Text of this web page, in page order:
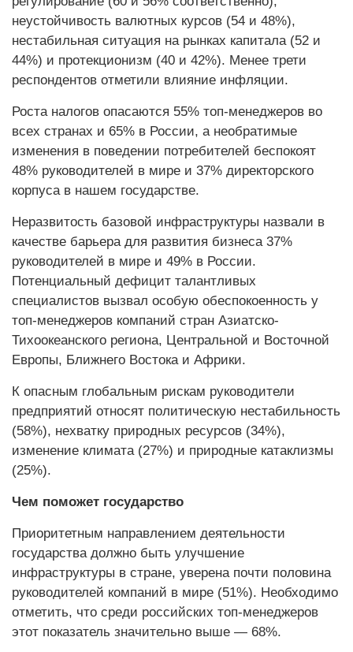
неустойчивость валютных курсов (54 и 48%),
нестабильная ситуация на рынках капитала (52 и
44%) и протекционизм (40 и 42%). Менее трети
респондентов отметили влияние инфляции.
Роста налогов опасаются 55% топ-менеджеров во
всех странах и 65% в России, а необратимые
изменения в поведении потребителей беспокоят
48% руководителей в мире и 37% директорского
корпуса в нашем государстве.
Неразвитость базовой инфраструктуры назвали в
качестве барьера для развития бизнеса 37%
руководителей в мире и 49% в России.
Потенциальный дефицит талантливых
специалистов вызвал особую обеспокоенность у
топ-менеджеров компаний стран Азиатско-
Тихоокеанского региона, Центральной и Восточной
Европы, Ближнего Востока и Африки.
К опасным глобальным рискам руководители
предприятий относят политическую нестабильность
(58%), нехватку природных ресурсов (34%),
изменение климата (27%) и природные катаклизмы
(25%).
Чем поможет государство
Приоритетным направлением деятельности
государства должно быть улучшение
инфраструктуры в стране, уверена почти половина
руководителей компаний в мире (51%). Необходимо
отметить, что среди российских топ-менеджеров
этот показатель значительно выше — 68%.